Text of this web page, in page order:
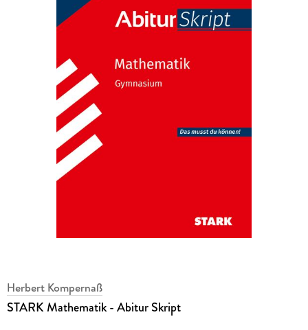
Herbert Kompernaß
STARK Mathematik - Abitur Skript